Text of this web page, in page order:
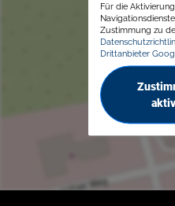
Für die
Zustimmung zu
Drittanbieter